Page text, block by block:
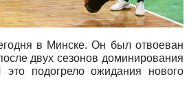
в Минске. Он был отвоеван
двух сезонов доминирования
это подогрело ожидания нового